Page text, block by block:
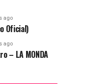
ago
Oficial)
ago
– LA MONDA